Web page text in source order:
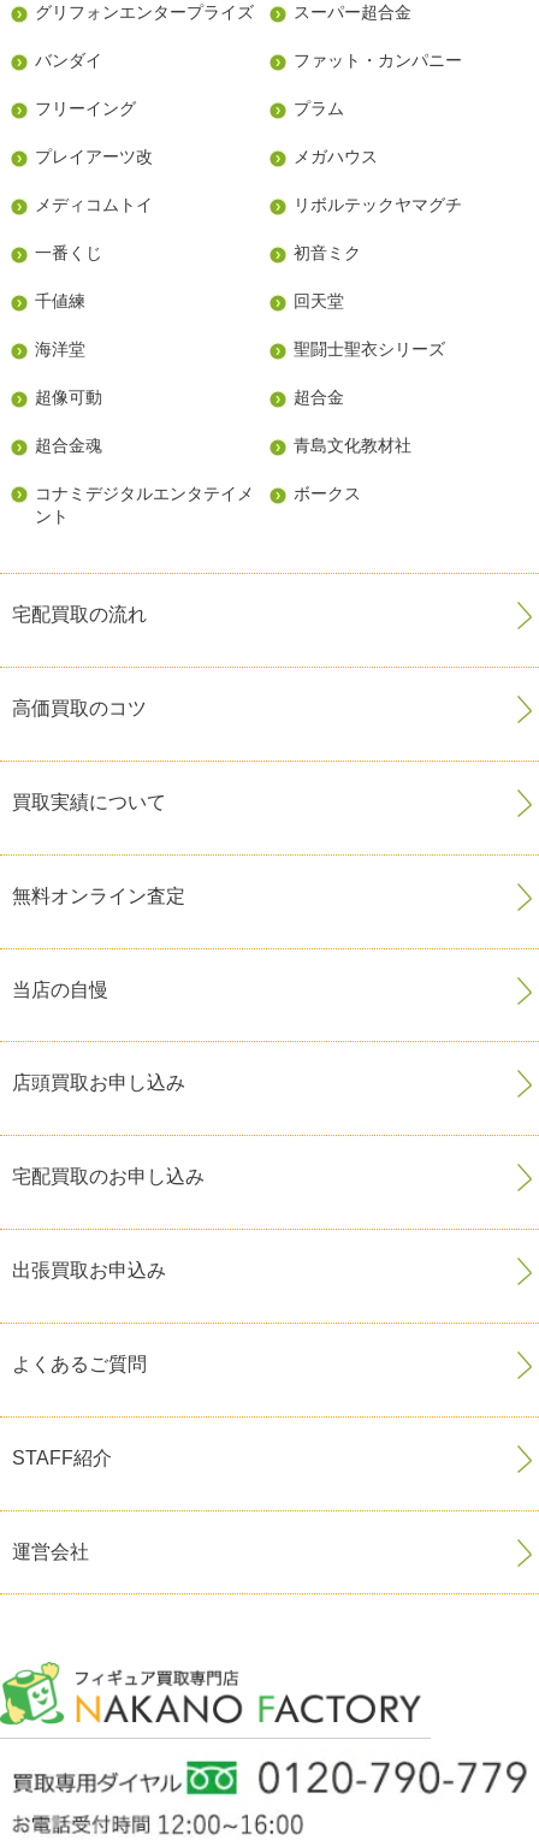
グリフォンエンタープライズ スーパー超合金
バンダイ ファット・カンパニー
フリーイング プラム
プレイアーツ改 メガハウス
メディコムトイ リボルテックヤマグチ
一番くじ 初音ミク
千値練 回天堂
海洋堂 聖闘士聖衣シリーズ
超像可動 超合金
超合金魂 青島文化教材社
コナミデジタルエンタテイメ
ント
ボークス
宅配買取の流れ
高価買取のコツ
買取実績について
無料オンライン査定
当店の自慢
店頭買取お申し込み
宅配買取のお申し込み
出張買取お申込み
よくあるご質問
STAFF紹介
運営会社